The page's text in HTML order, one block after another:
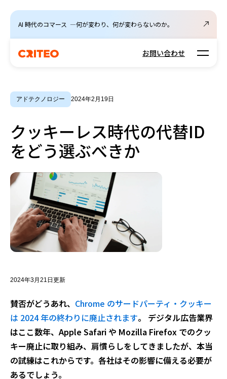
AI 時代のコマース ―何が変わり、何が変わらないのか。
お問い合わせ Open
アドテクノロジー 2024年2月19日
クッキーレス時代の代替ID
をどう選ぶべきか
2024年3月21日更新
賛否がどうあれ、 Chrome のサードパーティ・クッキー
は 2024 年の終わりに廃止されます。 デジタル広告業界
はここ数年、Apple Safari や Mozilla Firefox でのクッ
キー廃止に取り組み、肩慣らしをしてきましたが、本当
の試練はこれからです。各社はその影響に備える必要が
あるでしょう。